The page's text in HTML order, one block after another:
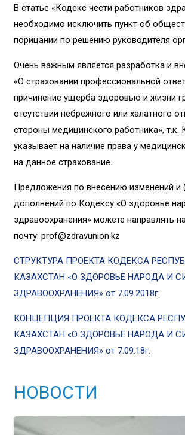
В статье «Кодекс чести работников
необходимо исключить пункт об
порицании по решению руководителя
Очень важным является разработка и
«О страховании профессиональной
причинение ущерба здоровью и жизни
отсутствии небрежного или халатного
стороны медицинского работника», т.к.
указывает на наличие права у
на данное страхование.
Предложения по внесению изменений и
дополнений по Кодексу «О здоровье
здравоохранения» можете направлять
почту: prof@zdravunion.kz
СТРУКТУРА ПРОЕКТА КОДЕКСА
КАЗАХСТАН «О ЗДОРОВЬЕ НАРОДА И
ЗДРАВООХРАНЕНИЯ» от 7.09.2018г.
КОНЦЕПЦИЯ ПРОЕКТА КОДЕКСА
КАЗАХСТАН «О ЗДОРОВЬЕ НАРОДА И
ЗДРАВООХРАНЕНИЯ» от 7.09.18г.
НОВОСТИ